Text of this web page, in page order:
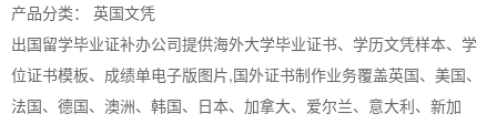
产品分类： 英国文凭
出国留学毕业证补办公司提供海外大学毕业证书、学历文凭样本、学
位证书模板、成绩单电子版图片,国外证书制作业务覆盖英国、美国、
法国、德国、澳洲、韩国、日本、加拿大、爱尔兰、意大利、新加